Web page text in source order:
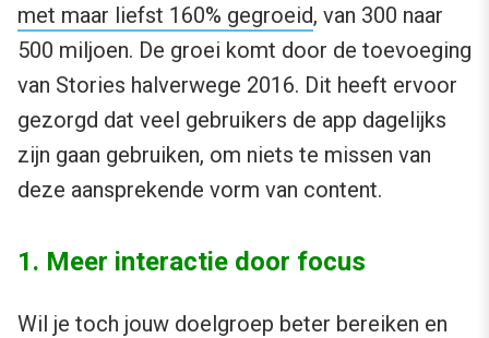
met maar liefst 160% gegroeid, van 300 naar
500 miljoen. De groei komt door de toevoeging
van Stories halverwege 2016. Dit heeft ervoor
gezorgd dat veel gebruikers de app dagelijks
zijn gaan gebruiken, om niets te missen van
deze aansprekende vorm van content.
1. Meer interactie door focus
Wil je toch jouw doelgroep beter bereiken en